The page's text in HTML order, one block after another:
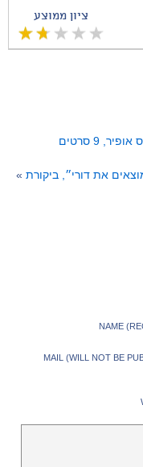
ציון ממוצע
רשימות: 38 סרטי תעודה מתחרים על פרס אופיר, 9 סרטים
את דורי״, ביקורת »
NAME
MAIL (WILL NOT BE